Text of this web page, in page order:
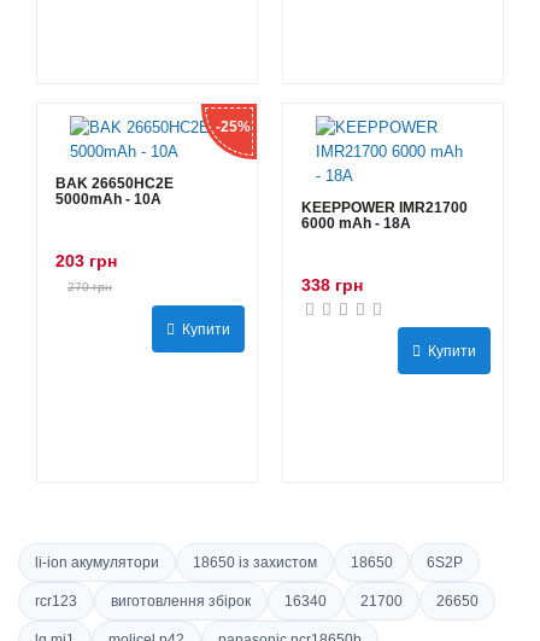
-25%
BAK 26650HC2E
5000mAh - 10А
203 грн
270 грн
Купити
KEEPPOWER IMR21700
6000 mAh - 18А
338 грн
Купити
li-ion акумулятори 18650 із захистом 18650 6S2P
rcr123 виготовлення збірок 16340 21700 26650